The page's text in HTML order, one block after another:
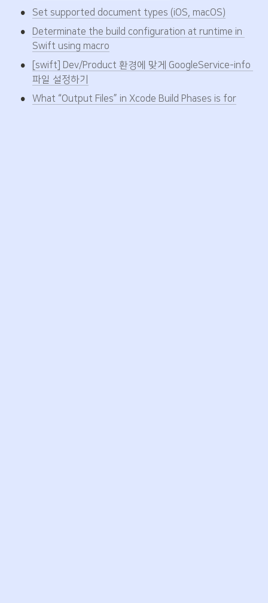
• Set supported document types (iOS, macOS)
•
Determinate the build configuration at runtime in
Swift using macro
•
[swift] Dev/Product 환경에 맞게 GoogleService-info
파일 설정하기
• What “Output Files” in Xcode Build Phases is for